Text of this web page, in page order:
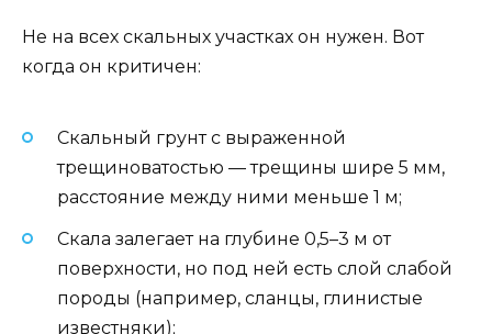
Не на всех скальных участках он нужен. Вот
когда он критичен:
Скальный грунт с выраженной
трещиноватостью — трещины шире 5 мм,
расстояние между ними меньше 1 м;
Скала залегает на глубине 0,5–3 м от
поверхности, но под ней есть слой слабой
породы (например, сланцы, глинистые
известняки);